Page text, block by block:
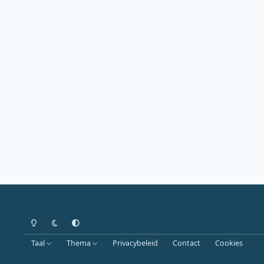
Heldere modus
Donkere modus
Systeemvoorkeur
Taal Thema Privacybeleid Contact Cookies